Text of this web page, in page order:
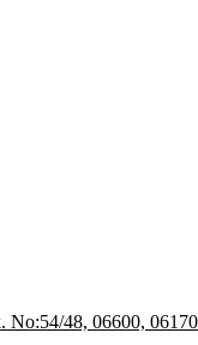
48, 06600,